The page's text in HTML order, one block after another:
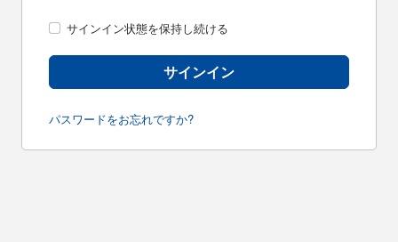
サインイン状態を保持し続ける
パスワードをお忘れですか?
サインイン